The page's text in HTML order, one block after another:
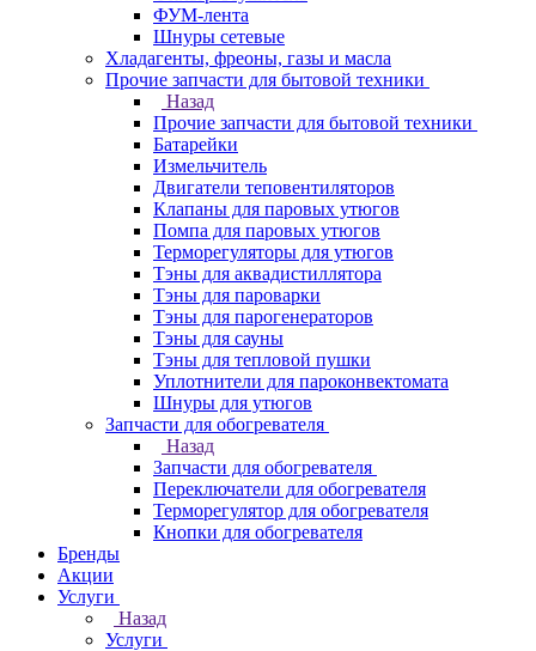
ФУМ-лента
Шнуры сетевые
Хладагенты, фреоны, газы и масла
Прочие запчасти для бытовой техники
Назад
Прочие запчасти для бытовой техники
Батарейки
Измельчитель
Двигатели теповентиляторов
Клапаны для паровых утюгов
Помпа для паровых утюгов
Терморегуляторы для утюгов
Тэны для аквадистиллятора
Тэны для пароварки
Тэны для парогенераторов
Тэны для сауны
Тэны для тепловой пушки
Уплотнители для пароконвектомата
Шнуры для утюгов
Запчасти для обогревателя
Назад
Запчасти для обогревателя
Переключатели для обогревателя
Терморегулятор для обогревателя
Кнопки для обогревателя
Бренды
Акции
Услуги
Назад
Услуги